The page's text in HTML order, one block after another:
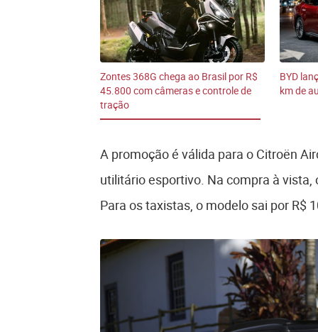
Zontes 368G chega ao Brasil por R$
45.800 com câmeras e controle de
tração
BYD
km de
A promoção é válida para o Citroën
utilitário esportivo. Na compra à vista,
Para os taxistas, o modelo sai por R$